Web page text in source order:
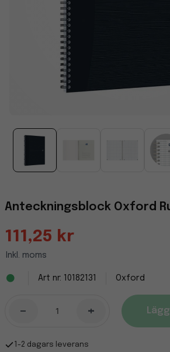
Anteckningsblock Oxford
111,25 kr
Inkl. moms
10182131 Oxford
- +
1-2 dagars leverans